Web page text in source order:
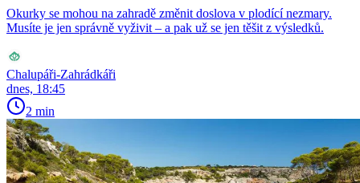
Okurky se mohou na zahradě změnit doslova v plodící nezmary.
Musíte je jen správně vyživit – a pak už se jen těšit z výsledků.
Chalupáři-Zahrádkáři
dnes, 18:45
2 min